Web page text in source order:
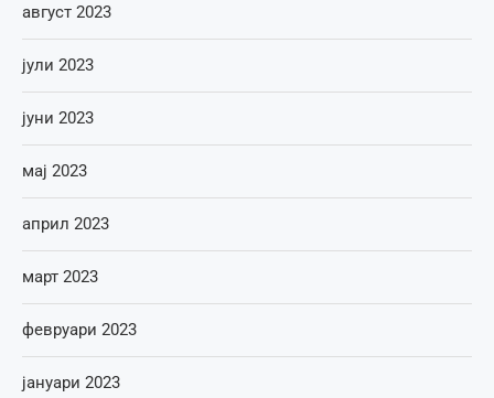
август 2023
јули 2023
јуни 2023
мај 2023
април 2023
март 2023
февруари 2023
јануари 2023